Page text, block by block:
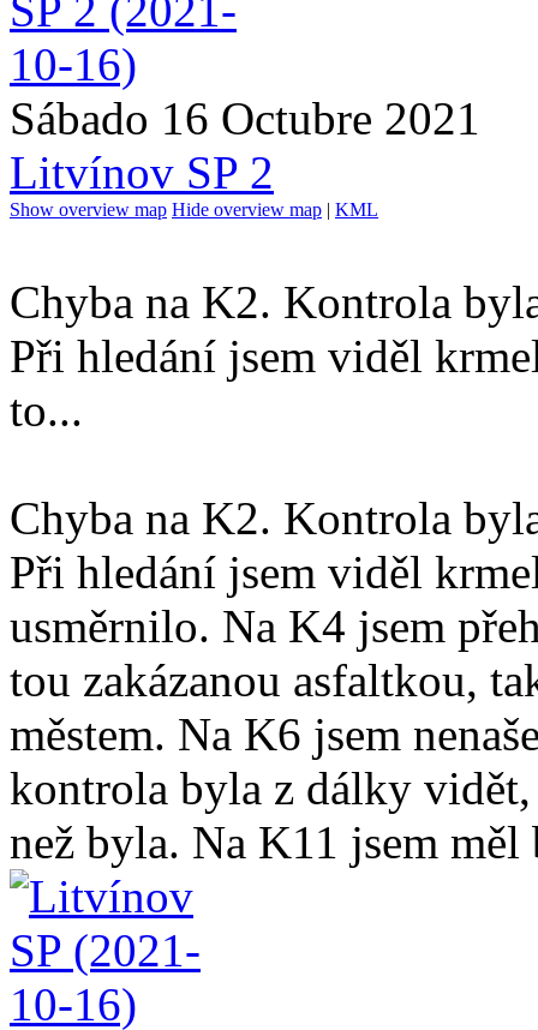
Sábado 16 Octubre 2021
Litvínov SP 2
Show overview map Hide overview map | KML
Chyba na K2. Kontrola
Při hledání jsem viděl
to...
Chyba na K2. Kontrola
Při hledání jsem viděl
usměrnilo. Na K4 jsem
tou zakázanou asfaltkou,
městem. Na K6 jsem
kontrola byla z dálky
než byla. Na K11 jsem měl